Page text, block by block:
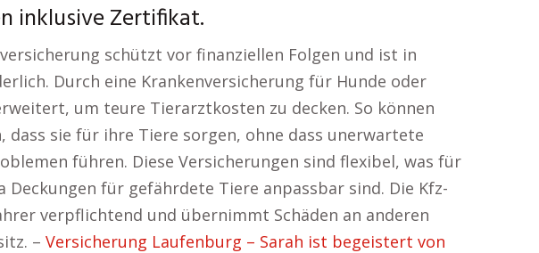
inklusive Zertifikat.
schützt vor finanziellen Folgen und ist in
Durch eine Krankenversicherung für Hunde oder
um teure Tierarztkosten zu decken. So können
dass sie für ihre Tiere sorgen, ohne dass unerwartete
führen. Diese Versicherungen sind flexibel, was für
für gefährdete Tiere anpassbar sind. Die Kfz-
verpflichtend und übernimmt Schäden an anderen
– Versicherung Laufenburg – Sarah ist begeistert von